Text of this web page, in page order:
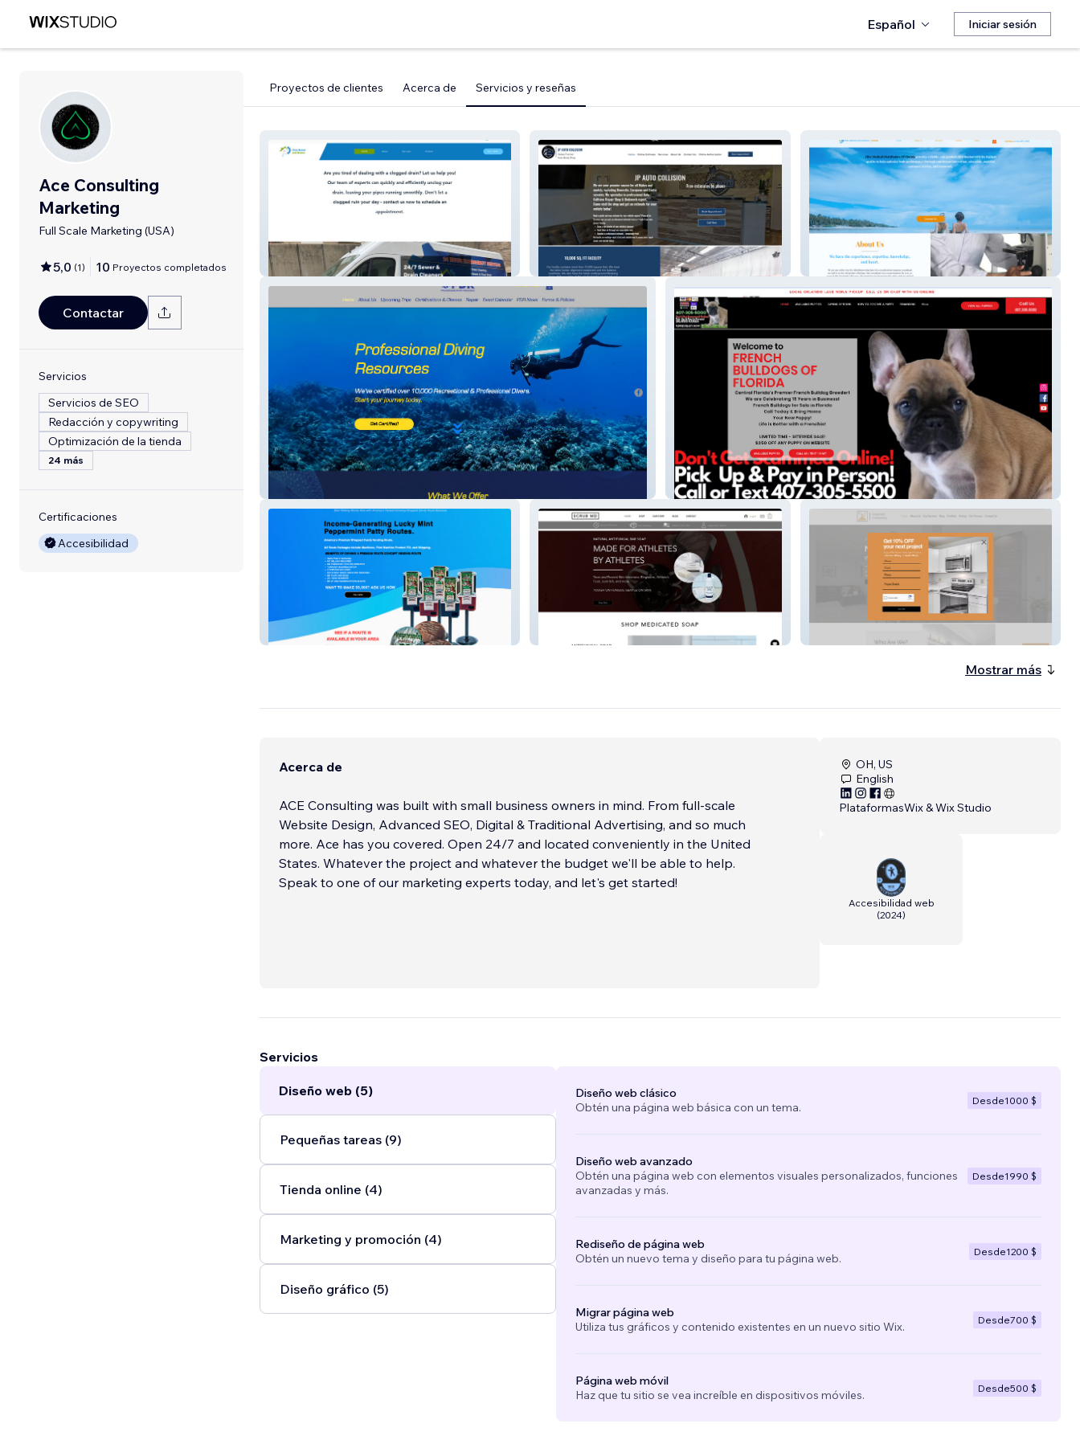
Español Iniciar sesión
Ace Consulting
Marketing
Full Scale Marketing (USA)
5,0 (1) 10 Proyectos completados
Contactar
Servicios
Servicios de SEO
Redacción y copywriting
Optimización de la tienda
24 más
Certificaciones
Accesibilidad
Proyectos de clientes Acerca de Servicios y reseñas
Urus Sewer And Drain JP Euro Body Shop EMD Florida
PDR OHIO Frenchie Central
LUCKY MINT GOOGLE
Mostrar más
Acerca de
ACE Consulting was built with small business owners in mind. From full-scale
Website Design, Advanced SEO, Digital & Traditional Advertising, and so much
more. Ace has you covered. Open 24/7 and located conveniently in the United
States. Whatever the project and whatever the budget we'll be able to help.
Speak to one of our marketing experts today, and let's get started!
OH, US
English
PlataformasWix & Wix Studio
Accesibilidad web
(2024)
Servicios
Diseño web (5)
Pequeñas tareas (9)
Tienda online (4)
Marketing y promoción (4)
Diseño gráfico (5)
Diseño web clásico
Obtén una página web básica con un tema.
Desde1000 $
Diseño web avanzado
Obtén una página web con elementos visuales personalizados, funciones
avanzadas y más.
Desde1990 $
Rediseño de página web
Obtén un nuevo tema y diseño para tu página web.
Desde1200 $
Migrar página web
Utiliza tus gráficos y contenido existentes en un nuevo sitio Wix.
Desde700 $
Página web móvil
Haz que tu sitio se vea increíble en dispositivos móviles.
Desde500 $